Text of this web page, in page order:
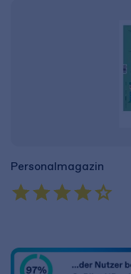
Personalmagazin
inkl. MwSt. 214,02 € zzgl.